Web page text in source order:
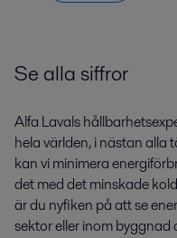
Se alla siffror
Alfa Lavals
hela världen, i nästan alla
kan vi minimera
det med det minskade
är du nyfiken på att se
sektor eller inom